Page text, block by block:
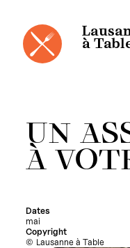
contenu
à
UN
À
Dates
mai
Copyright
Lausanne à Table